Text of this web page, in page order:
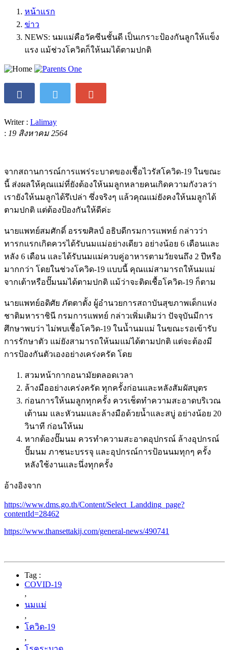
หน้าแรก
ข่าว
NEWS: นมแม่คือวัคซีนชั้นดี เป็นเกราะป้องกันลูกให้แข็ง
แรง แม้ช่วงโควิดก็ให้นมได้ตามปกติ
Writer : Lalimay
: 19 สิงหาคม 2564
จากสถานการณ์การแพร่ระบาดของเชื้อไวรัสโควิด-19 ในขณะ
นี้ ส่งผลให้คุณแม่ที่ยังต้องให้นมลูกหลายคนเกิดความกังวลว่า
เรายังให้นมลูกได้รึเปล่า ซึ่งจริงๆ แล้วคุณแม่ยังคงให้นมลูกได้
ตามปกติ แต่ต้องป้องกันให้ดีค่ะ
นายแพทย์สมศักดิ์ อรรฆศิลป์ อธิบดีกรมการแพทย์ กล่าวว่า
ทารกแรกเกิดควรได้รับนมแม่อย่างเดียว อย่างน้อย 6 เดือนและ
หลัง 6 เดือน และได้รับนมแม่ควบคู่อาหารตามวัยจนถึง 2 ปีหรือ
มากกว่า โดยในช่วงโควิด-19 แบบนี้ คุณแม่สามารถให้นมแม่
จากเต้าหรือปั๊มนมได้ตามปกติ แม้ว่าจะติดเชื้อโควิด-19 ก็ตาม
นายแพทย์อดิศัย ภัตตาตั้ง ผู้อำนวยการสถาบันสุขภาพเด็กแห่ง
ชาติมหาราชินี กรมการแพทย์ กล่าวเพิ่มเติมว่า ปัจจุบันมีการ
ศึกษาพบว่า ไม่พบเชื้อโควิด-19 ในน้ำนมแม่ ในขณะรอเข้ารับ
การรักษาตัว แม่ยังสามารถให้นมแม่ได้ตามปกติ แต่จะต้องมี
การป้องกันตัวเองอย่างเคร่งครัด โดย
สวมหน้ากากอนามัยตลอดเวลา
ล้างมืออย่างเคร่งครัด ทุกครั้งก่อนและหลังสัมผัสบุตร
ก่อนการให้นมลูกทุกครั้ง ควรเช็ดทำความสะอาดบริเวณ
เต้านม และหัวนมและล้างมือด้วยน้ำและสบู่ อย่างน้อย 20
วินาที ก่อนให้นม
หากต้องปั๊มนม ควรทำความสะอาดอุปกรณ์ ล้างอุปกรณ์
ปั๊มนม ภาชนะบรรจุ และอุปกรณ์การป้อนนมทุกๆ ครั้ง
หลังใช้งานและนึ่งทุกครั้ง
อ้างอิงจาก
https://www.dms.go.th/Content/Select_Landding_page?
contentId=28462
https://www.thansettakij.com/general-news/490741
Tag :
COVID-19
,
นมแม่
,
โควิด-19
,